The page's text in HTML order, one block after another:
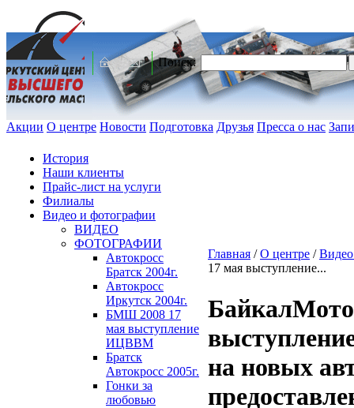
Поиск:
Акции О центре Новости Подготовка Друзья Пресса о нас
История
Наши клиенты
Прайс-лист на услуги
Филиалы
Видео и фотографии
ВИДЕО
ФОТОГРАФИИ
Автокросс
Братск 2004г.
Автокросс
Иркутск 2004г.
БМШ 2008 17
мая выступление
ИЦВВМ
Братск
Автокросс 2005г.
Гонки за
любовью
Главная /О центре /
17 мая выступление...
на новых